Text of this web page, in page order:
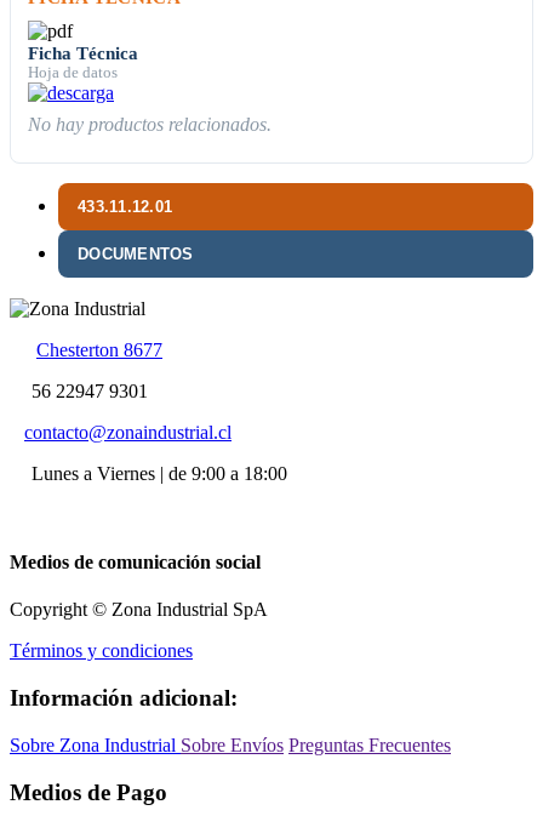
433.11.12.01
DOCUMENTOS
Ficha Técnica
Hoja de datos
No hay productos relacionados.
Chesterton 8677
56 22947 9301
contacto@zonaindustrial.cl
Lunes a Viernes | de 9:00 a 18:00
Medios de comunicación social
Copyright © Zona Industrial SpA
Términos y condiciones
Información adicional:
Sobre Zona Industrial Sobre Envíos Preguntas Frecuentes
Medios de Pago